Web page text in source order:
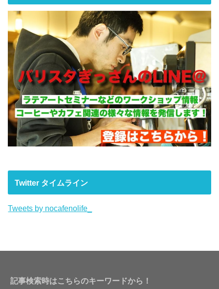
Twitter タイムライン
Tweets by nocafenolife_
記事検索時はこちらのキーワードから！